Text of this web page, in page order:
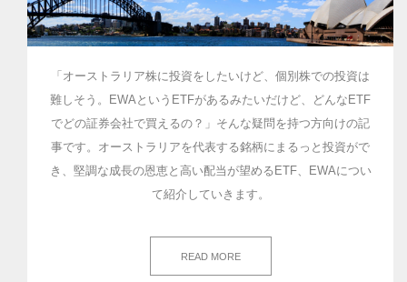
「オーストラリア株に投資をしたいけど、個別株での投資は
難しそう。EWAというETFがあるみたいだけど、どんなETF
でどの証券会社で買えるの？」そんな疑問を持つ方向けの記
事です。オーストラリアを代表する銘柄にまるっと投資がで
き、堅調な成長の恩恵と高い配当が望めるETF、EWAについ
て紹介していきます。
READ MORE